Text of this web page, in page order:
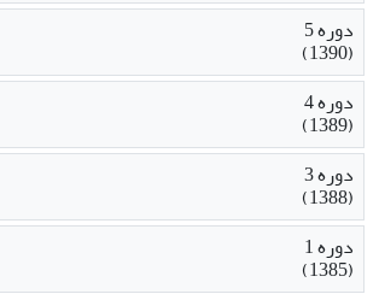
دوره 5
(1390)
دوره 4
(1389)
دوره 3
(1388)
دوره 1
(1385)